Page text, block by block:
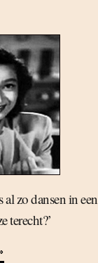
al zo dansen in
terecht?’